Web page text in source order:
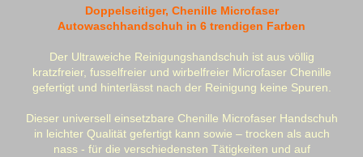
Doppelseitiger, Chenille Microfaser
Autowaschhandschuh in 6 trendigen Farben
Der Ultraweiche Reinigungshandschuh ist aus völlig
kratzfreier, fusselfreier und wirbelfreier Microfaser Chenille
gefertigt und hinterlässt nach der Reinigung keine Spuren.
Dieser universell einsetzbare Chenille Microfaser Handschuh
in leichter Qualität gefertigt kann sowie – trocken als auch
nass - für die verschiedensten Tätigkeiten und auf